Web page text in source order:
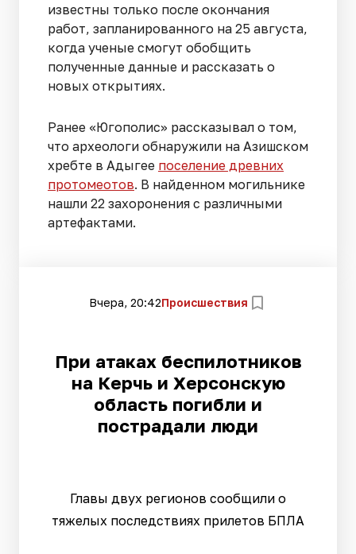
известны только после окончания
работ, запланированного на 25 августа,
когда ученые смогут обобщить
полученные данные и рассказать о
новых открытиях.
Ранее «Югополис» рассказывал о том,
что археологи обнаружили на Азишском
хребте в Адыгее поселение древних
протомеотов. В найденном могильнике
нашли 22 захоронения с различными
артефактами.
Вчера, 20:42Происшествия
При атаках беспилотников
на Керчь и Херсонскую
область погибли и
пострадали люди
Главы двух регионов сообщили о
тяжелых последствиях прилетов БПЛА